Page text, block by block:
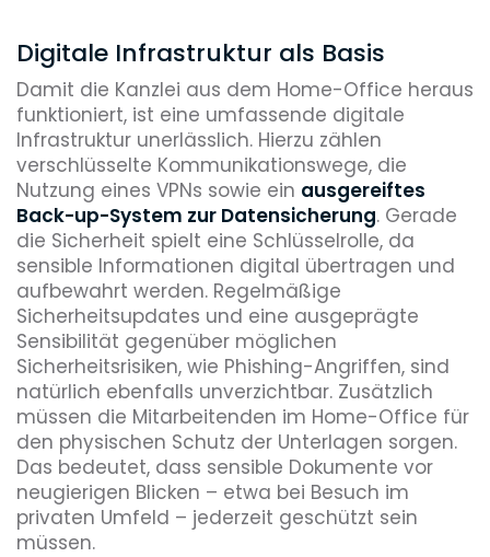
Digitale Infrastruktur als Basis
Damit die Kanzlei aus dem Home-Office heraus
funktioniert, ist eine umfassende digitale
Infrastruktur unerlässlich. Hierzu zählen
verschlüsselte Kommunikationswege, die
Nutzung eines VPNs sowie ein ausgereiftes
Back-up-System zur Datensicherung. Gerade
die Sicherheit spielt eine Schlüsselrolle, da
sensible Informationen digital übertragen und
aufbewahrt werden. Regelmäßige
Sicherheitsupdates und eine ausgeprägte
Sensibilität gegenüber möglichen
Sicherheitsrisiken, wie Phishing-Angriffen, sind
natürlich ebenfalls unverzichtbar. Zusätzlich
müssen die Mitarbeitenden im Home-Office für
den physischen Schutz der Unterlagen sorgen.
Das bedeutet, dass sensible Dokumente vor
neugierigen Blicken – etwa bei Besuch im
privaten Umfeld – jederzeit geschützt sein
müssen.